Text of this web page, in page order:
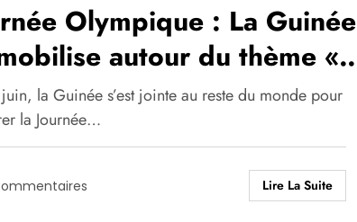
Olympique : La Guinée
autour du thème «
Move »
la Guinée s’est jointe au reste du monde pour
la Journée…
Lire La Suite